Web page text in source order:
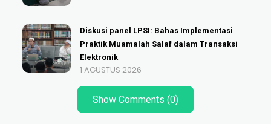
Diskusi panel LPSI: Bahas Implementasi
Praktik Muamalah Salaf dalam Transaksi
Elektronik
1 AGUSTUS 2026
Show Comments (0)